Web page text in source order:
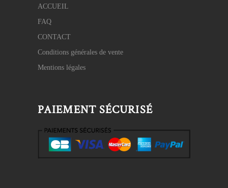
ACCUEIL
FAQ
CONTACT
Conditions générales de vente
Mentions légales
PAIEMENT SÉCURISÉ